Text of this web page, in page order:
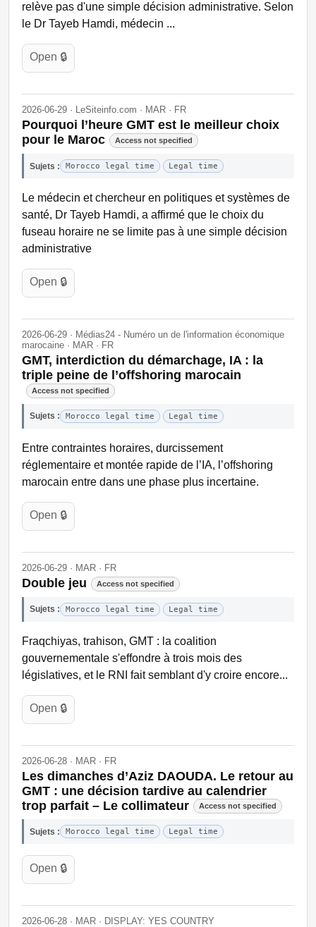
relève pas d'une simple décision administrative. Selon
le Dr Tayeb Hamdi, médecin ...
Open 🔒
2026-06-29 · LeSiteinfo.com · MAR · FR
Pourquoi l’heure GMT est le meilleur choix
pour le Maroc
Access not specified
Sujets : Morocco legal time Legal time
Le médecin et chercheur en politiques et systèmes de
santé, Dr Tayeb Hamdi, a affirmé que le choix du
fuseau horaire ne se limite pas à une simple décision
administrative
Open 🔒
2026-06-29 · Médias24 - Numéro un de l'information économique
marocaine · MAR · FR
GMT, interdiction du démarchage, IA : la
triple peine de l’offshoring marocain
Access not specified
Sujets : Morocco legal time Legal time
Entre contraintes horaires, durcissement
réglementaire et montée rapide de l’IA, l’offshoring
marocain entre dans une phase plus incertaine.
Open 🔒
2026-06-29 · MAR · FR
Double jeu Access not specified
Sujets : Morocco legal time Legal time
Fraqchiyas, trahison, GMT : la coalition
gouvernementale s'effondre à trois mois des
législatives, et le RNI fait semblant d'y croire encore...
Open 🔒
2026-06-28 · MAR · FR
Les dimanches d’Aziz DAOUDA. Le retour au
GMT : une décision tardive au calendrier
trop parfait – Le collimateur
Access not specified
Sujets : Morocco legal time Legal time
Open 🔒
2026-06-28 · MAR · DISPLAY: YES COUNTRY